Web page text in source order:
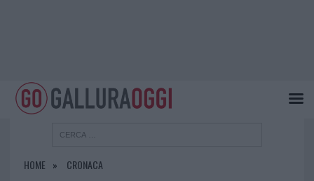
HOME CRONACA